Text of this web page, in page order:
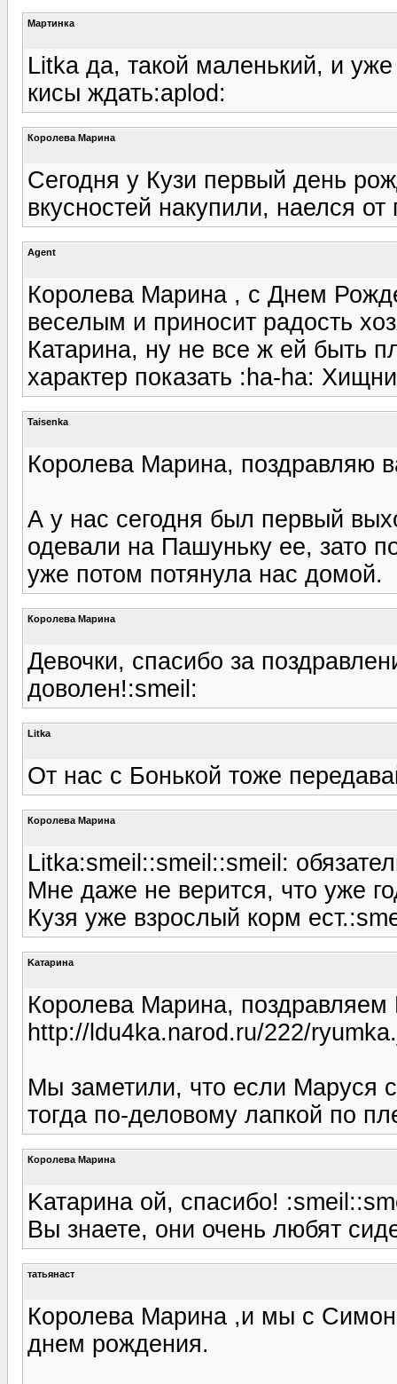
Мартинка
Litka да, такой маленький, и
кисы ждать:aplod:
Королева Марина
Сегодня у Кузи первый день
вкусностей накупили, наелся
Agent
Королева Марина , с Днем
веселым и приносит радость
Катарина, ну не все ж ей быть
характер показать :ha-ha:
Taisenka
Королева Марина, поздравляю
А у нас сегодня был первый
одевали на Пашуньку ее, зато
уже потом потянула нас домой.
Королева Марина
Девочки, спасибо за
доволен!:smeil:
Litka
От нас с Бонькой тоже
Королева Марина
Litka:smeil::smeil::smeil:
Мне даже не верится, что уже
Кузя уже взрослый корм
Kатарина
Королева Марина,
http://ldu4ka.narod.ru/222/
Мы заметили, что если Маруся
тогда по-деловому лапкой по
Королева Марина
Kатарина ой, спасибо!
Вы знаете, они очень любят
татьянаст
Королева Марина ,и мы с
днем рождения.